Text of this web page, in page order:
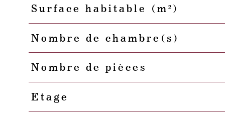
Surface habitable (m²)
Nombre de chambre(s)
Nombre de pièces
Etage